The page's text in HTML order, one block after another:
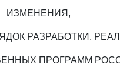
ИЗМЕНЕНИЯ,
РАЗРАБОТКИ,
ПРОГРАММ